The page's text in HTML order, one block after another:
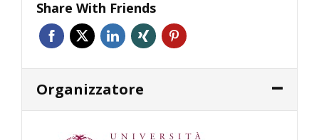
Share With Friends
Organizzatore